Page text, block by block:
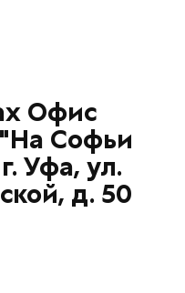
Офис
Софьи
Уфа, ул.
д. 50